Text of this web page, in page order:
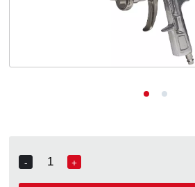
-
Quantity
+